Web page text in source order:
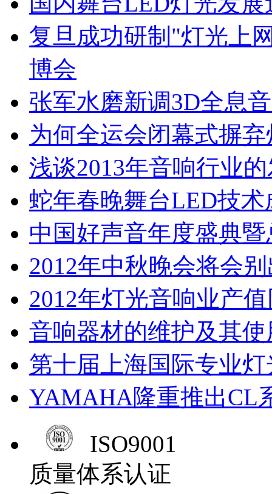
复旦成功研制"灯光上
博会
张军水磨新调3D全息
为何全运会闭幕式摒
浅谈2013年音响行业
蛇年春晚舞台LED技术
中国好声音年度盛典
2012年中秋晚会将会
2012年灯光音响业产
音响器材的维护及其
第十届上海国际专业
YAMAHA隆重推出CL
ISO9001
质量体系认证